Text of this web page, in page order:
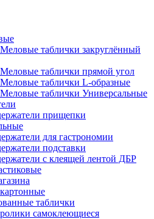
таблички закруглённый
таблички прямой угол
таблички L-образные
таблички Универсальные
прищепки
для гастрономии
подставки
с клеящей лентой ДБР
таблички
самоклеющиеся